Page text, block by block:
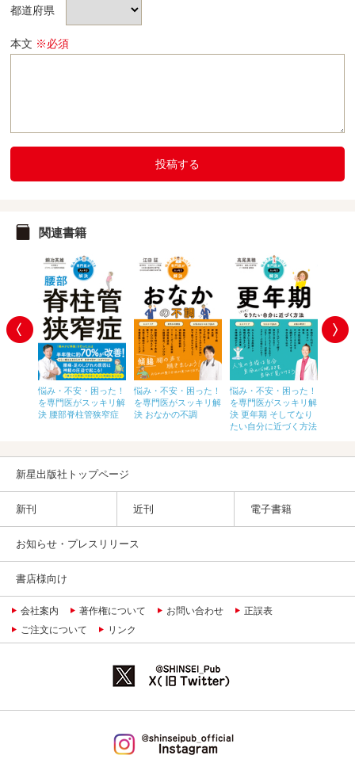
都道府県
本文 ※必須
投稿する
関連書籍
悩み・不安・困った！
を専門医がスッキリ解
決 腰部脊柱管狭窄症
悩み・不安・困った！
を専門医がスッキリ解
決 おなかの不調
悩み・不安・困った！
を専門医がスッキリ解
決 更年期 そしてなり
たい自分に近づく方法
新星出版社トップページ
新刊 近刊 電子書籍
お知らせ・プレスリリース
書店様向け
会社案内 著作権について お問い合わせ
正誤表
ご注文について
リンク